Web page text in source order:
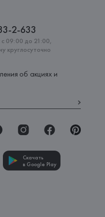
2-633
09:00 до 21:00,
круглосуточно
об акциях и
Скачать
в Google Play